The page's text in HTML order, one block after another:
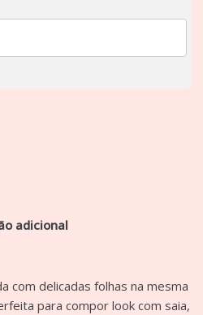
adicional
com delicadas folhas na mesma
para compor look com saia,